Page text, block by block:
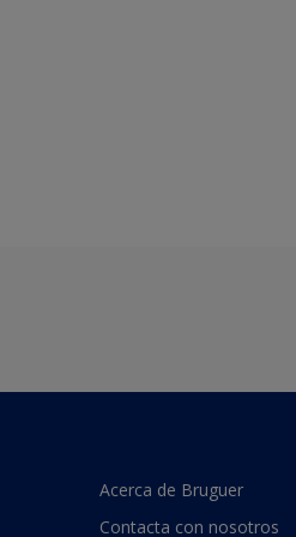
Acerca de Bruguer
Contacta con nosotros